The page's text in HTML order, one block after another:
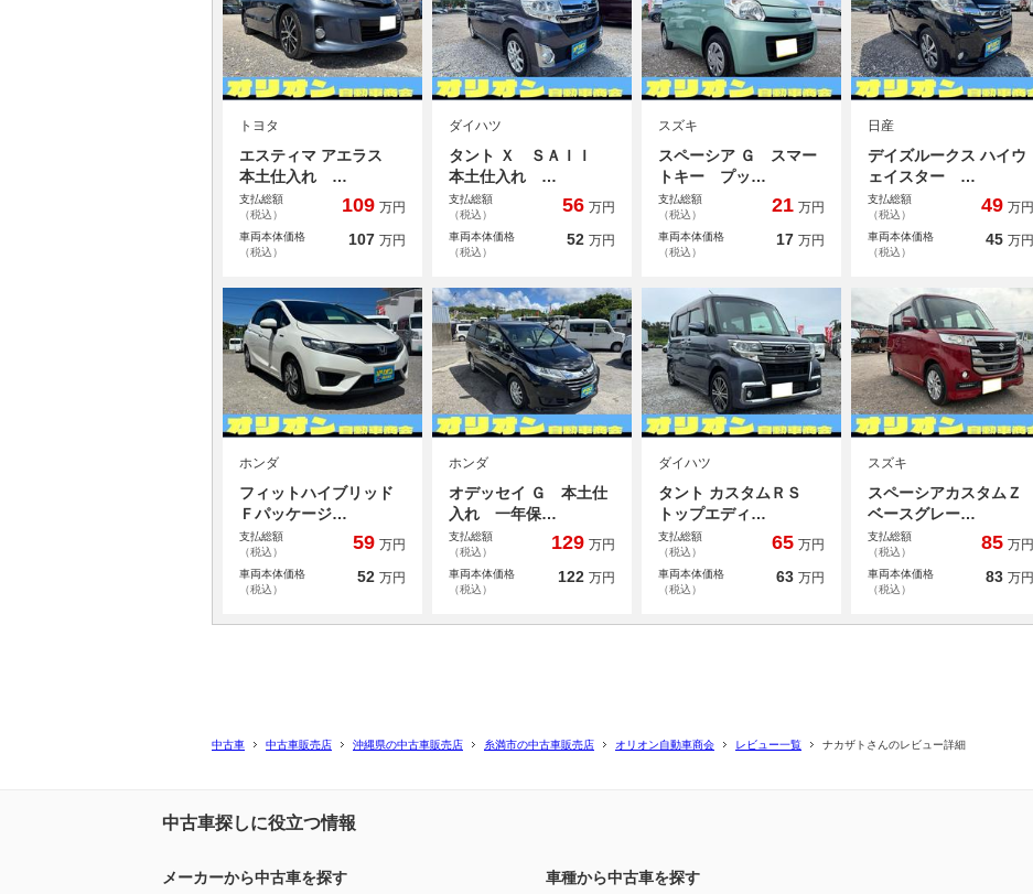
トヨタ
エスティマ アエラス
本土仕入れ …
支払総額
（税込）
109 万円
車両本体価格
（税込）
107 万円
ダイハツ
タント Ｘ ＳＡＩＩ
本土仕入れ …
支払総額
（税込）
56 万円
車両本体価格
（税込）
52 万円
スズキ
スペーシア Ｇ スマー
トキー プッ…
支払総額
（税込）
21 万円
車両本体価格
（税込）
17 万円
日産
デイズルークス ハイウ
ェイスター …
支払総額
（税込）
49 万円
車両本体価格
（税込）
45 万円
ホンダ
フィットハイブリッド
Ｆパッケージ…
支払総額
（税込）
59 万円
車両本体価格
（税込）
52 万円
ホンダ
オデッセイ Ｇ 本土仕
入れ 一年保…
支払総額
（税込）
129 万円
車両本体価格
（税込）
122 万円
ダイハツ
タント カスタムＲＳ
トップエディ…
支払総額
（税込）
65 万円
車両本体価格
（税込）
63 万円
スズキ
スペーシアカスタムＺ
ベースグレー…
支払総額
（税込）
85 万円
車両本体価格
（税込）
83 万円
中古車 中古車販売店 沖縄県の中古車販売店 糸満市の中古車販売店 オリオン自動車商会 レビュー一覧 ナカザトさんのレビュー詳細
中古車探しに役立つ情報
メーカーから中古車を探す 車種から中古車を探す